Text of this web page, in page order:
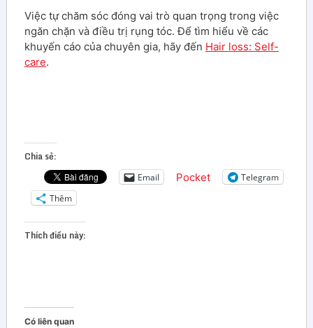
Việc tự chăm sóc đóng vai trò quan trọng trong việc
ngăn chặn và điều trị rụng tóc. Để tìm hiểu về các
khuyến cáo của chuyên gia, hãy đến Hair loss: Self-
care.
Chia sẻ:
Email Pocket
Telegram
Thêm
Thích điều này:
Có liên quan